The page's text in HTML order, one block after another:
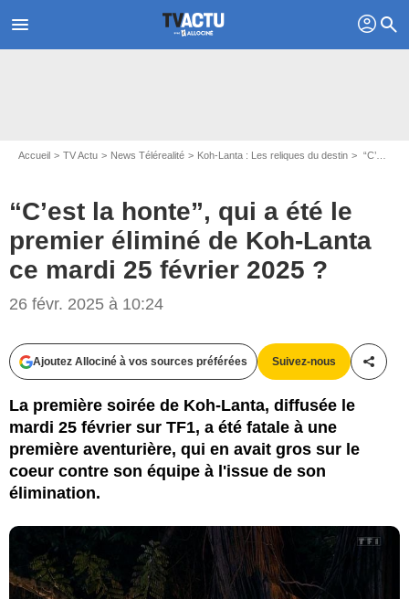
menu profil search
Accueil TV Actu News Télérealité Koh-Lanta : Les reliques du destin “C’est la honte”, qui a été le premier éliminé de Koh-Lanta ce mardi 25 février 2025 ?
“C’est la honte”, qui a été le
premier éliminé de Koh-Lanta
ce mardi 25 février 2025 ?
26 févr. 2025 à 10:24
Ajoutez Allociné à vos sources préférées Suivez-nous
La première soirée de Koh-Lanta, diffusée le
mardi 25 février sur TF1, a été fatale à une
première aventurière, qui en avait gros sur le
coeur contre son équipe à l'issue de son
élimination.